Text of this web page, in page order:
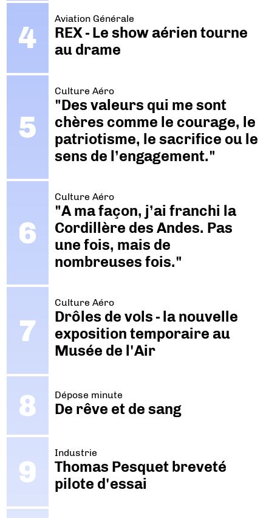
Aviation Générale
REX - Le show aérien tourne
au drame
Culture Aéro
"Des valeurs qui me sont
chères comme le courage, le
patriotisme, le sacrifice ou le
sens de l’engagement."
Culture Aéro
"A ma façon, j’ai franchi la
Cordillère des Andes. Pas
une fois, mais de
nombreuses fois."
Culture Aéro
Drôles de vols - la nouvelle
exposition temporaire au
Musée de l'Air
Dépose minute
De rêve et de sang
Industrie
Thomas Pesquet breveté
pilote d'essai